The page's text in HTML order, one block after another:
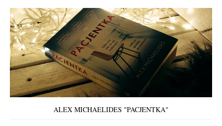
ALEX MICHAELIDES "PACJENTKA"